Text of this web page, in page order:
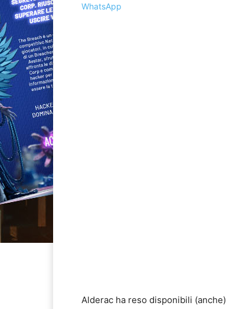
WhatsApp
Alderac ha reso disponibili (anche)